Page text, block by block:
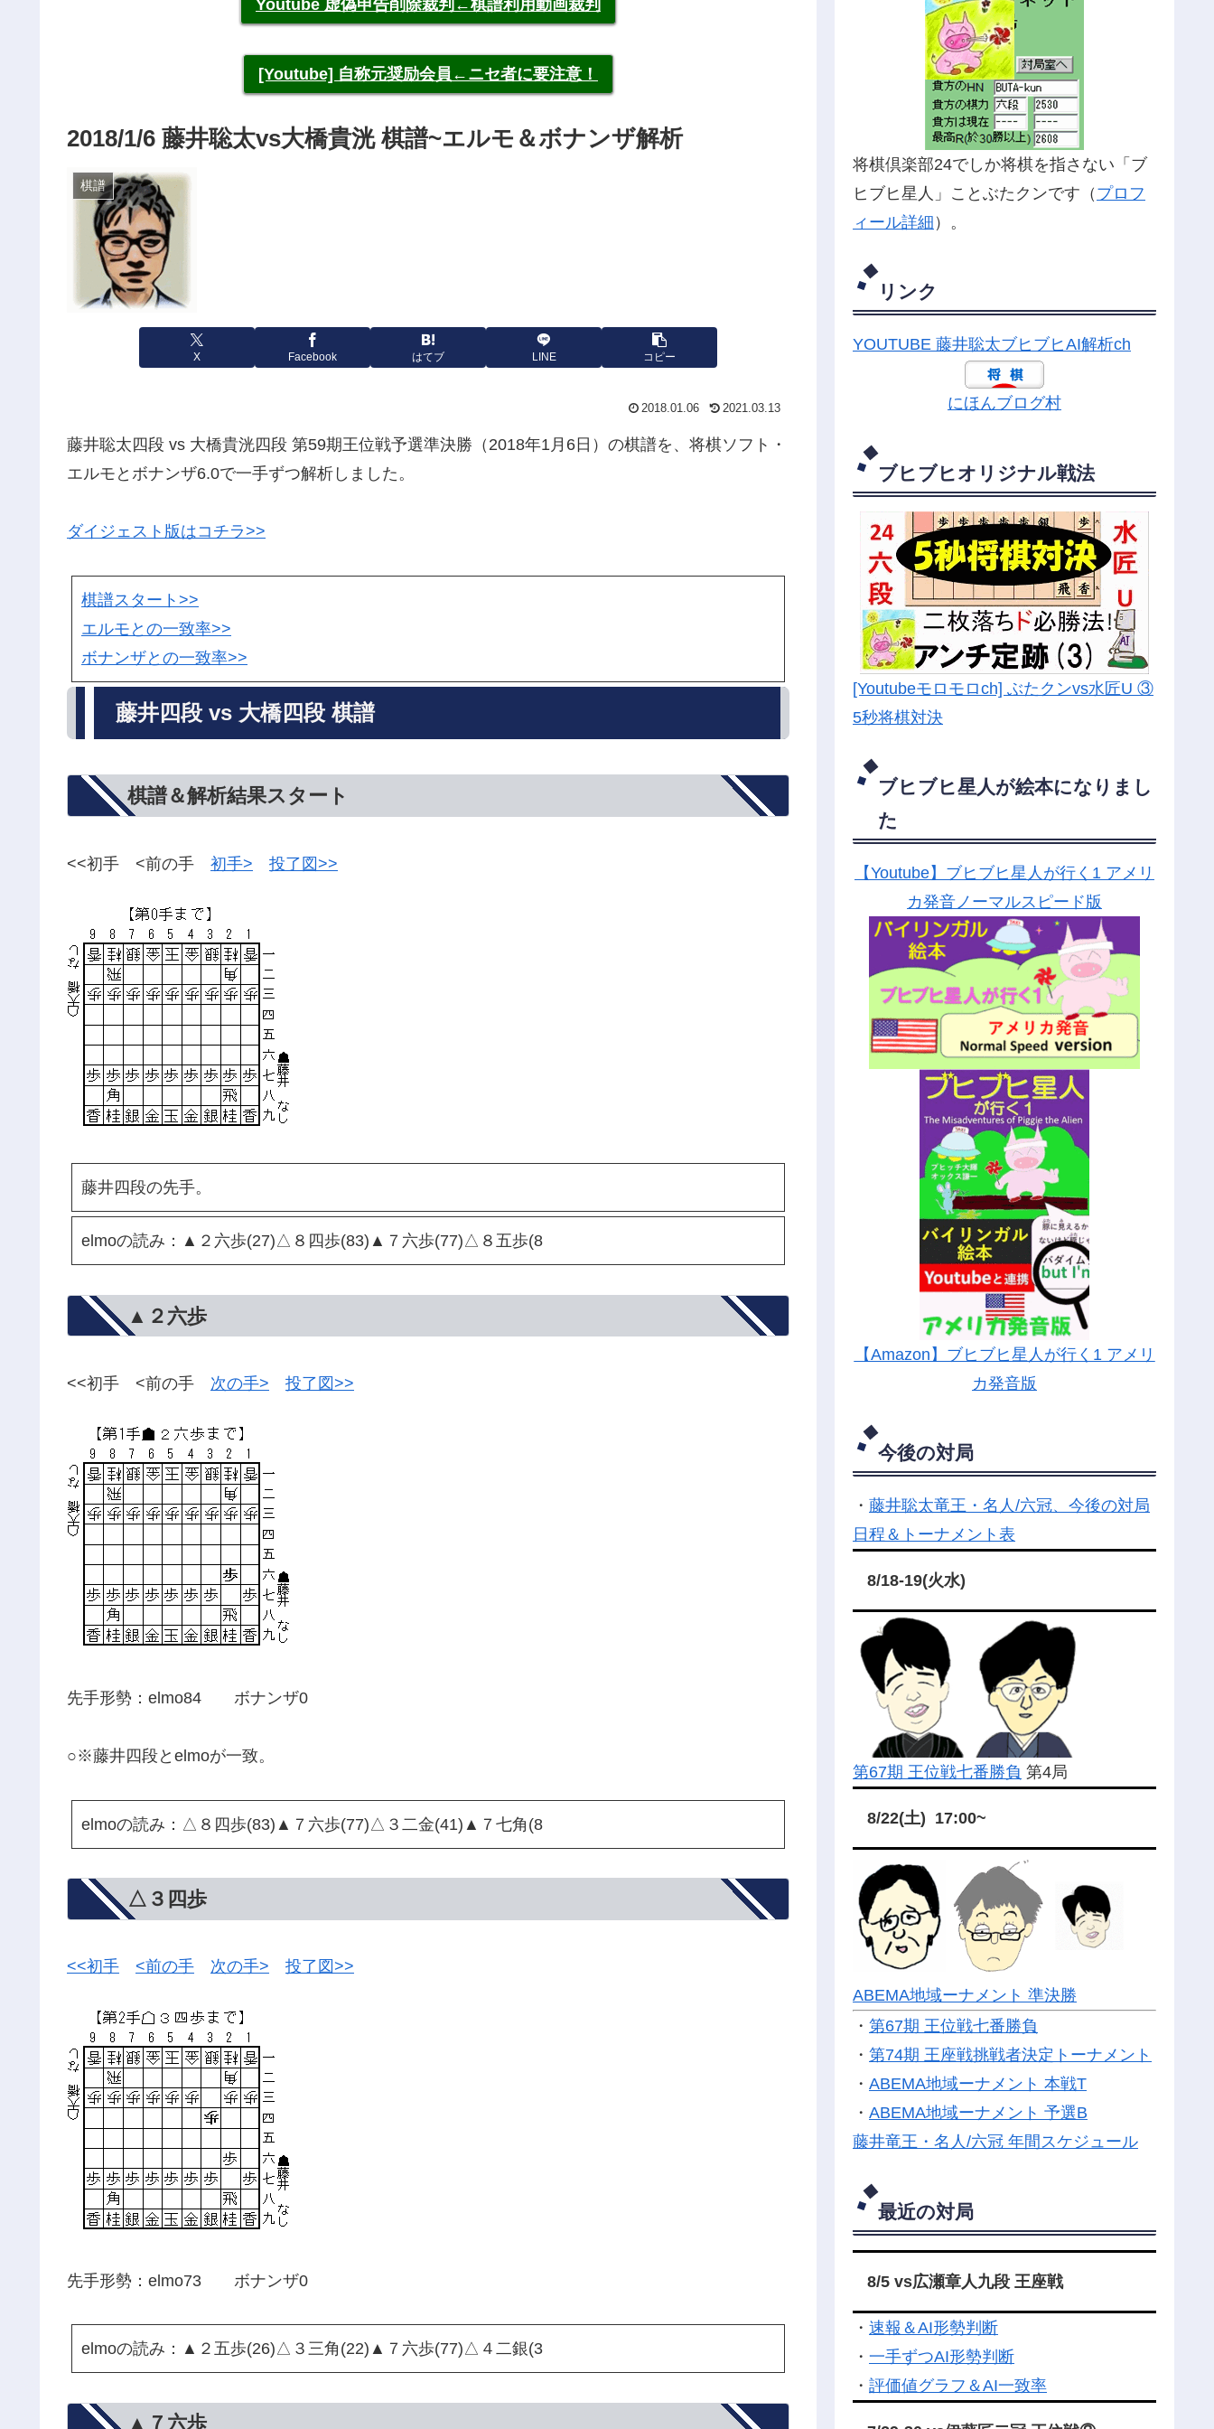
Youtube 虚偽申告削除裁判←棋譜利用動画裁判
[Youtube] 自称元奨励会員←ニセ者に要注意！
2018/1/6 藤井聡太vs大橋貴洸 棋譜~エルモ＆ボナンザ解析
棋譜
X Facebook はてブ LINE コピー
2018.01.06 2021.03.13
藤井聡太四段 vs 大橋貴洸四段 第59期王位戦予選準決勝（2018年1月6日）の棋譜を、将棋ソフト・
エルモとボナンザ6.0で一手ずつ解析しました。
ダイジェスト版はコチラ>>
棋譜スタート>>
エルモとの一致率>>
ボナンザとの一致率>>
藤井四段 vs 大橋四段 棋譜
棋譜＆解析結果スタート
<<初手 <前の手 初手> 投了図>>
藤井四段の先手。
elmoの読み：▲２六歩(27)△８四歩(83)▲７六歩(77)△８五歩(8
▲２六歩
<<初手 <前の手 次の手> 投了図>>
先手形勢：elmo84 ボナンザ0
○※藤井四段とelmoが一致。
elmoの読み：△８四歩(83)▲７六歩(77)△３二金(41)▲７七角(8
△３四歩
<<初手 <前の手 次の手> 投了図>>
先手形勢：elmo73 ボナンザ0
elmoの読み：▲２五歩(26)△３三角(22)▲７六歩(77)△４二銀(3
▲７六歩
将棋倶楽部24でしか将棋を指さない「ブ
ヒブヒ星人」ことぶたクンです（ プロフ
ィール詳細 ）。
リンク
YOUTUBE 藤井聡太ブヒブヒAI解析ch
にほんブログ村
ブヒブヒオリジナル戦法
[Youtubeモロモロch] ぶたクンvs水匠U ③
5秒将棋対決
ブヒブヒ星人が絵本になりまし
た
【Youtube】ブヒブヒ星人が行く1 アメリ
カ発音ノーマルスピード版
【Amazon】ブヒブヒ星人が行く1 アメリ
カ発音版
今後の対局
・ 藤井聡太竜王・名人/六冠、今後の対局
日程＆トーナメント表
8/18-19(火水)
第67期 王位戦七番勝負 第4局
8/22(土) 17:00~
ABEMA地域ーナメント 準決勝
・ 第67期 王位戦七番勝負
・ 第74期 王座戦挑戦者決定トーナメント
・ ABEMA地域ーナメント 本戦T
・ ABEMA地域ーナメント 予選B
藤井竜王・名人/六冠 年間スケジュール
最近の対局
8/5 vs広瀬章人九段 王座戦
・ 速報＆AI形勢判断
・ 一手ずつAI形勢判断
・ 評価値グラフ＆AI一致率